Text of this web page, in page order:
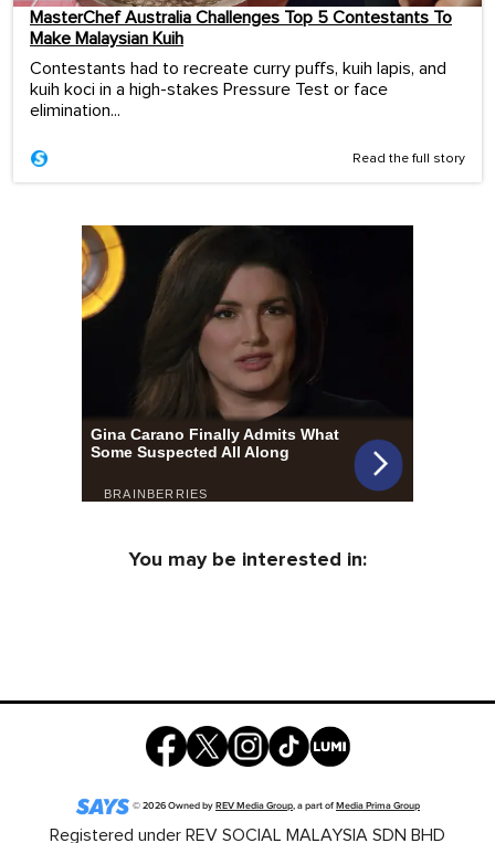
MasterChef Australia Challenges Top 5 Contestants To
Make Malaysian Kuih
Contestants had to recreate curry puffs, kuih lapis, and
kuih koci in a high-stakes Pressure Test or face
elimination...
Read the full story
You may be interested in:
©2026Owned byREV Media Group, a part ofMedia Prima Group
Registered under REV SOCIAL MALAYSIA SDN BHD